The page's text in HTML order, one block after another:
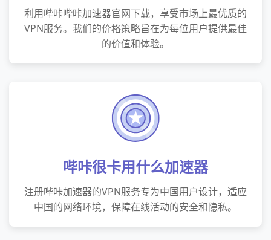
利用哔咔哔咔加速器官网下载，享受市场上最优质的
VPN服务。我们的价格策略旨在为每位用户提供最佳
的价值和体验。
哔咔很卡用什么加速器
注册哔咔加速器的VPN服务专为中国用户设计，适应
中国的网络环境，保障在线活动的安全和隐私。